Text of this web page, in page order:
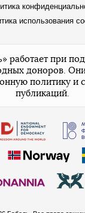
использования
работает при
доноров.
политику и
публикаций.